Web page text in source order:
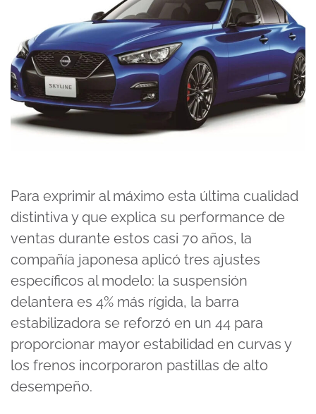
Para exprimir al máximo esta última cualidad
distintiva y que explica su performance de
ventas durante estos casi 70 años, la
compañía japonesa aplicó tres ajustes
específicos al modelo: la suspensión
delantera es 4% más rígida, la barra
estabilizadora se reforzó en un 44 para
proporcionar mayor estabilidad en curvas y
los frenos incorporaron pastillas de alto
desempeño.